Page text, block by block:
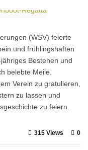
(WSV) feierte
und frühlingshaften
Bestehen und
belebte Meile.
Verein zu gratulieren,
zu lassen und
zu feiern.
0
315 Views